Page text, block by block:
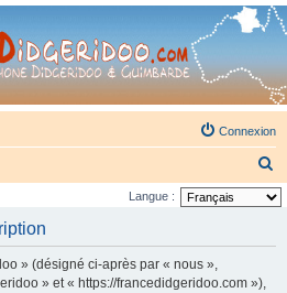
- retrouvez la communauté.
Connexion
e
h
Langue :
» (désigné ci-après par « nous »,
» et « https://francedidgeridoo.com »),